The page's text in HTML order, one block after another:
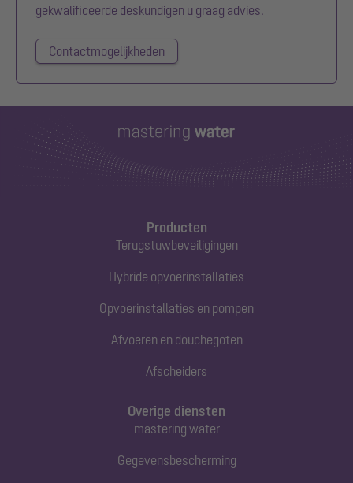
gekwalificeerde deskundigen u graag advies.
Contactmogelijkheden
Producten
Terugstuwbeveiligingen
Hybride opvoerinstallaties
Opvoerinstallaties en pompen
Afvoeren en douchegoten
Afscheiders
Overige diensten
mastering water
Gegevensbescherming